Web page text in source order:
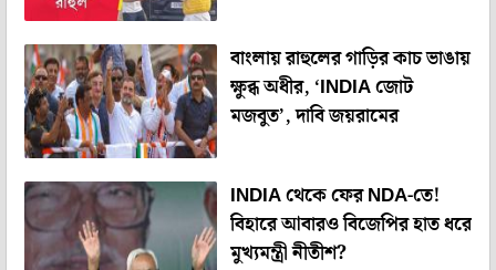
বাংলায় রাহুলের গাড়ির কাচ ভাঙায়
ক্ষুব্ধ অধীর, ‘INDIA জোট
মজবুত’, দাবি জয়রামের
INDIA থেকে ফের NDA-তে!
বিহারে আবারও বিজেপির হাত ধরে
মুখ্যমন্ত্রী নীতীশ?